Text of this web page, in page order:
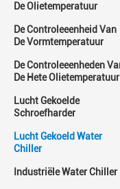
De Olietemperatuur
De Controleeenheid Van
De Vormtemperatuur
De Controleeenheden
De Hete Olietemperatuur
Lucht Gekoelde
Schroefharder
Lucht Gekoeld Water
Chiller
Industriële Water Chiller